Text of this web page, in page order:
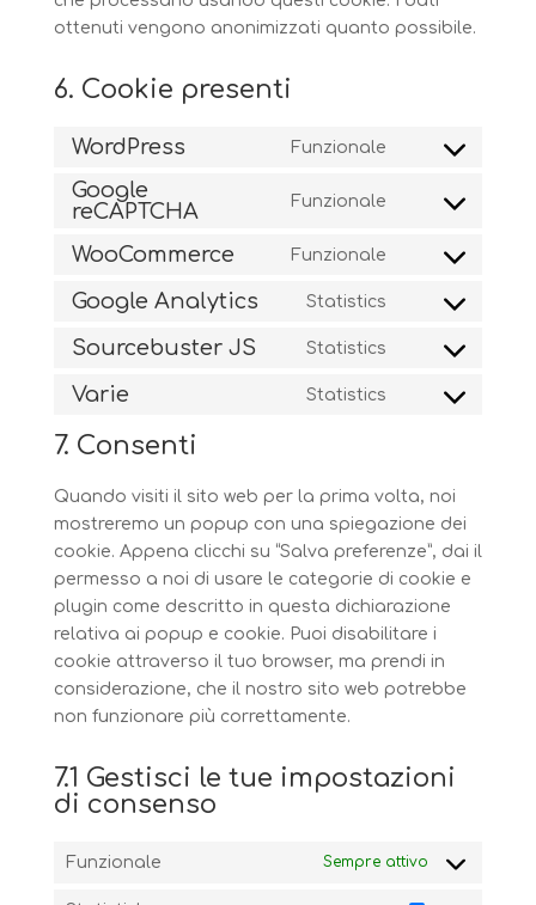
ottenuti vengono anonimizzati quanto possibile.
6. Cookie presenti
WordPress Funzionale
Consent
service
Google
reCAPTCHA
Funzionale
Consent
service
google-
WooCommerce Funzionale
Consent
woocommerce
Google Analytics Statistics
Consent
google-
Sourcebuster JS Statistics
Consent
Varie Statistics
Consent
varie
7. Consenti
Quando visiti il sito web per la prima volta, noi
mostreremo un popup con una spiegazione dei
cookie. Appena clicchi su “Salva preferenze”, dai il
permesso a noi di usare le categorie di cookie e
plugin come descritto in questa dichiarazione
relativa ai popup e cookie. Puoi disabilitare i
cookie attraverso il tuo browser, ma prendi in
considerazione, che il nostro sito web potrebbe
non funzionare più correttamente.
7.1 Gestisci le tue impostazioni
di consenso
Funzionale Sempre attivo